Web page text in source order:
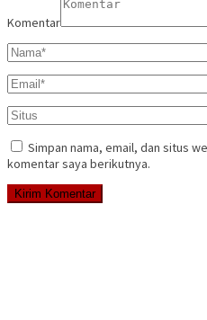
Komentar
Simpan nama, email, dan situs
komentar saya berikutnya.